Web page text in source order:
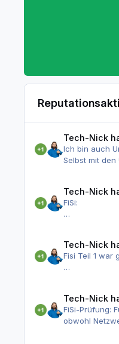
Tech-Nick
Ich bin auch
Selbst mit
Prüfung ging
Die Frage die
Lernen.
Die meisten
Betrieb nicht
gestalltet
Tech-Nick
FiSi:
Brillenträger
3. WiSO war
"Hmm, gibt es
Bin
Genick
damit hatte.
Tech-Nick
Fisi Teil 1 war
Wiso war gut
Tech-Nick
FiSi-Prüfung:
obwohl